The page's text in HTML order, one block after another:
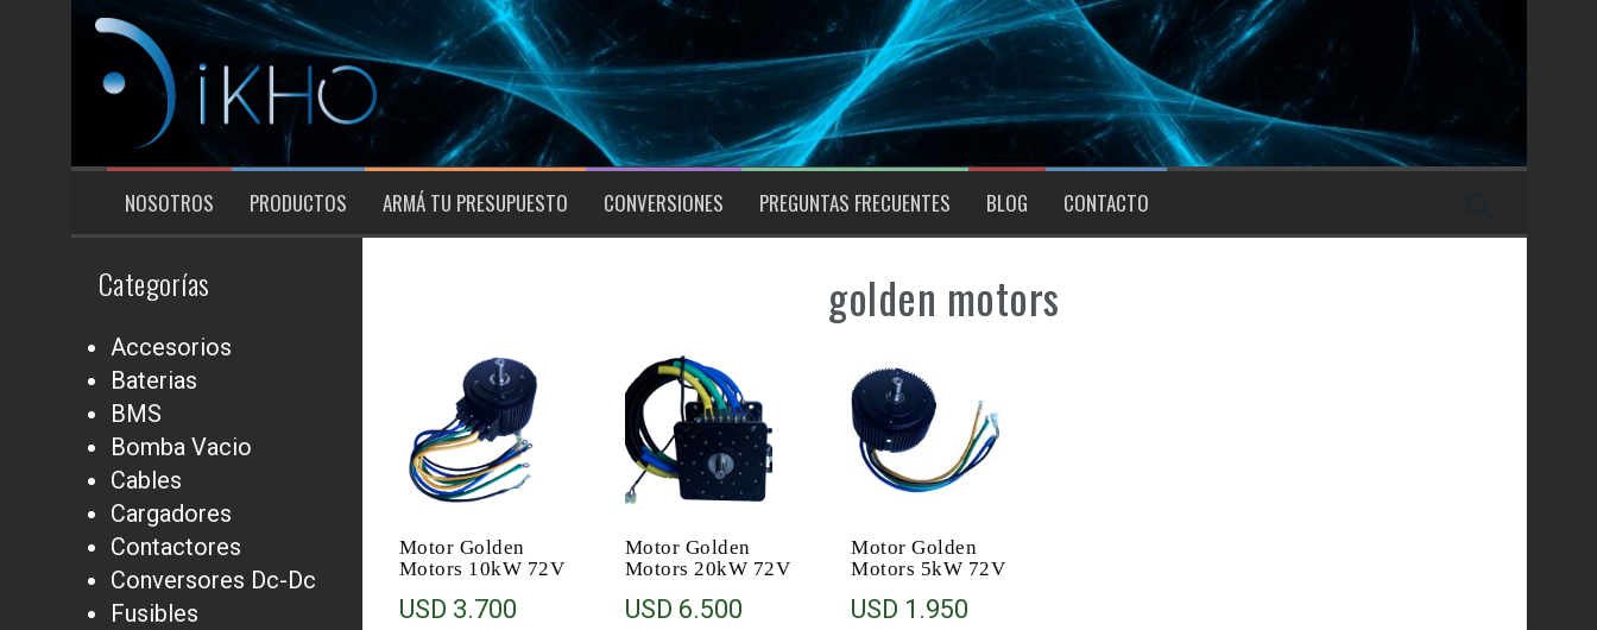
contenido
NOSOTROS PRODUCTOS ARMÁ TU PRESUPUESTO CONVERSIONES PREGUNTAS FRECUENTES BLOG CONTACTO
golden motors
Motor Golden
Motors 10kW 72V
USD 3.700
Motor Golden
Motors 20kW 72V
USD 6.500
Motor Golden
Motors 5kW 72V
USD 1.950
Categorías
Accesorios
Baterias
BMS
Bomba Vacio
Cables
Cargadores
Contactores
Conversores Dc-Dc
Fusibles